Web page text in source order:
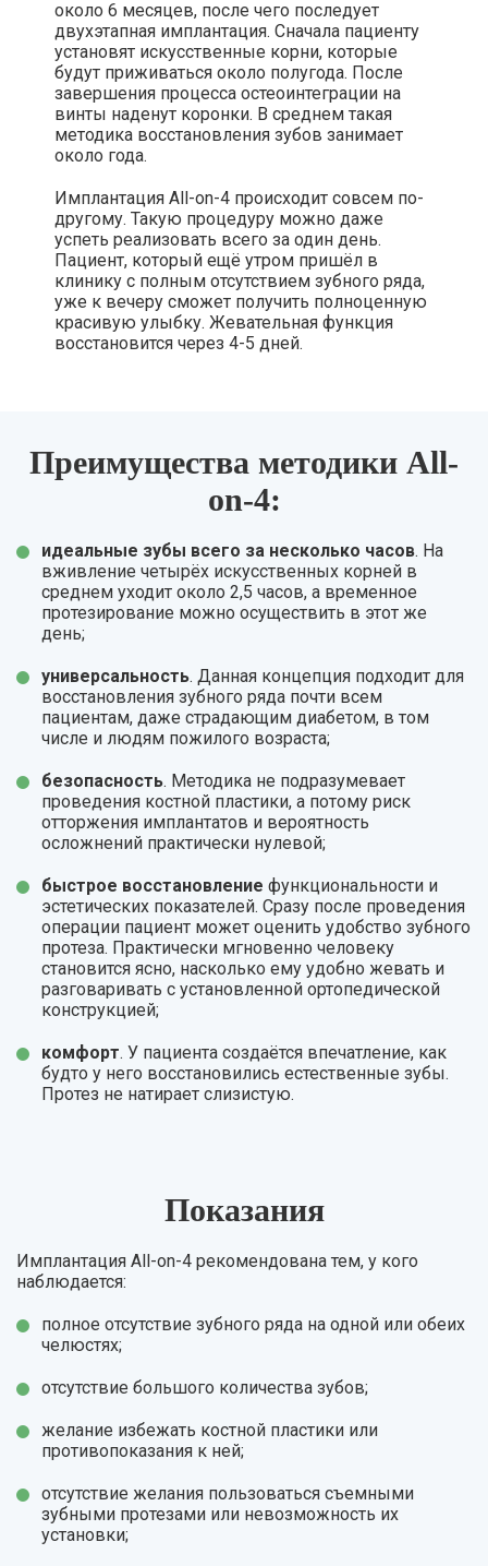
около 6 месяцев, после чего последует
двухэтапная имплантация. Сначала пациенту
установят искусственные корни, которые
будут приживаться около полугода. После
завершения процесса остеоинтеграции на
винты наденут коронки. В среднем такая
методика восстановления зубов занимает
около года.
Имплантация All-on-4 происходит совсем по-
другому. Такую процедуру можно даже
успеть реализовать всего за один день.
Пациент, который ещё утром пришёл в
клинику с полным отсутствием зубного ряда,
уже к вечеру сможет получить полноценную
красивую улыбку. Жевательная функция
восстановится через 4-5 дней.
Преимущества методики All-
on-4:
идеальные зубы всего за несколько часов. На
вживление четырёх искусственных корней в
среднем уходит около 2,5 часов, а временное
протезирование можно осуществить в этот же
день;
универсальность. Данная концепция подходит для
восстановления зубного ряда почти всем
пациентам, даже страдающим диабетом, в том
числе и людям пожилого возраста;
безопасность. Методика не подразумевает
проведения костной пластики, а потому риск
отторжения имплантатов и вероятность
осложнений практически нулевой;
быстрое восстановление функциональности и
эстетических показателей. Сразу после проведения
операции пациент может оценить удобство зубного
протеза. Практически мгновенно человеку
становится ясно, насколько ему удобно жевать и
разговаривать с установленной ортопедической
конструкцией;
комфорт. У пациента создаётся впечатление, как
будто у него восстановились естественные зубы.
Протез не натирает слизистую.
Показания
Имплантация All-on-4 рекомендована тем, у кого
наблюдается:
полное отсутствие зубного ряда на одной или обеих
челюстях;
отсутствие большого количества зубов;
желание избежать костной пластики или
противопоказания к ней;
отсутствие желания пользоваться съемными
зубными протезами или невозможность их
установки;